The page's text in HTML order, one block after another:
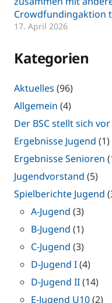
Crowdfundingaktion
17. April 2026
Kategorien
Aktuelles (96)
Allgemein (4)
Der BSC stellt sich vor
Ergebnisse Jugend (1)
Ergebnisse Senioren
Jugendvorstand (5)
Spielberichte Jugend
A-Jugend (3)
B-Jugend (1)
C-Jugend (3)
D-Jugend I(4)
D-Jugend II(14)
E-Jugend U10(2)